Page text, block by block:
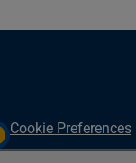
Cookie Preferences